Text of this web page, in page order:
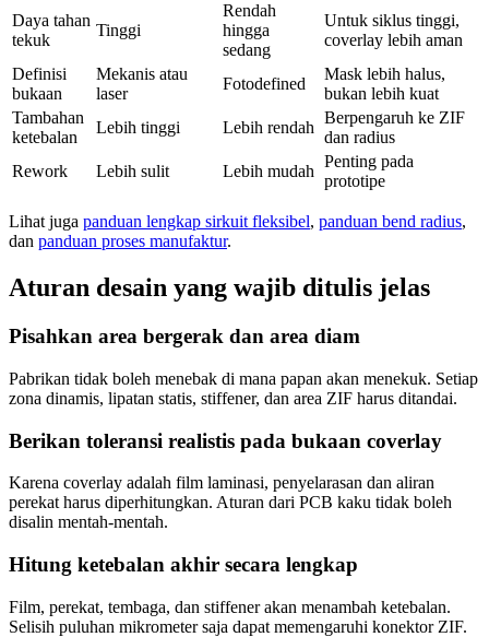
Daya tahan
tekuk
Tinggi
Rendah
hingga
sedang
Untuk siklus tinggi,
coverlay lebih aman
Definisi
bukaan
Mekanis atau
laser
Fotodefined
Mask lebih halus,
bukan lebih kuat
Tambahan
ketebalan
Lebih tinggi Lebih rendah
Berpengaruh ke ZIF
dan radius
Rework
Lebih sulit Lebih mudah
Penting pada
prototipe
Lihat juga panduan lengkap sirkuit fleksibel, panduan bend radius,
dan panduan proses manufaktur.
Aturan desain yang wajib ditulis jelas
Pisahkan area bergerak dan area diam
Pabrikan tidak boleh menebak di mana papan akan menekuk. Setiap
zona dinamis, lipatan statis, stiffener, dan area ZIF harus ditandai.
Berikan toleransi realistis pada bukaan coverlay
Karena coverlay adalah film laminasi, penyelarasan dan aliran
perekat harus diperhitungkan. Aturan dari PCB kaku tidak boleh
disalin mentah-mentah.
Hitung ketebalan akhir secara lengkap
Film, perekat, tembaga, dan stiffener akan menambah ketebalan.
Selisih puluhan mikrometer saja dapat memengaruhi konektor ZIF.